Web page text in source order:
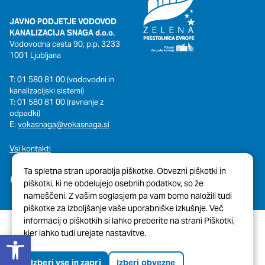
Open toolbar
JAVNO PODJETJE VODOVOD
KANALIZACIJA SNAGA d.o.o.
Vodovodna cesta 90, p.p. 3233
1001 Ljubljana
T: 01 580 81 00 (vodovodni in
kanalizacijski sistemi)
T: 01 580 81 00 (ravnanje z
odpadki)
E:vokasnaga@vokasnaga.si
Vsi kontakti
© 2026 Javni Holding Ljubljana
Piškotki
Ta spletna stran uporablja piškotke. Obvezni piškotki in
piškotki, ki ne obdelujejo osebnih podatkov, so že
nameščeni. Z vašim soglasjem pa vam bomo naložili tudi
piškotke za izboljšanje vaše uporabniške izkušnje. Več
informacij o piškotkih si lahko preberite na strani Piškotki,
kjer lahko tudi urejate nastavitve.
Izberi vse in zapri Izberi obvezne
oglaševalska podjetja jih lahko uporabljajo za izdelavo profila
vaših interesov, ki ga nato uporabijo za prikazovanje ustreznih
oglasov na drugih spletnih mestih. Pri delu uporabljajo
edinstveno prepoznavanje vašega brskalnika in naprave. Če
zavrnete uporabo teh piškotkov, ne boste deležni našega
Potrdi moje izbire
DOVOLI VSE